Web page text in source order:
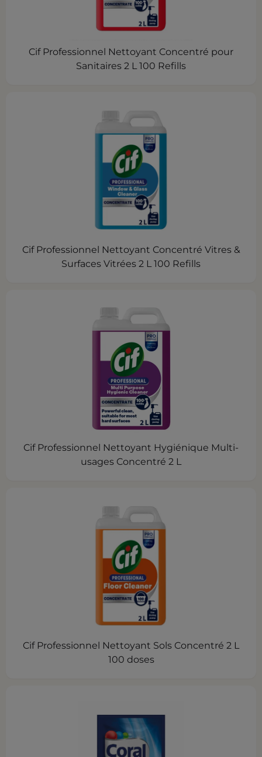
Cif Professionnel Nettoyant Concentré pour
Sanitaires 2 L 100 Refills
Cif Professionnel Nettoyant Concentré Vitres &
Surfaces Vitrées 2 L 100 Refills
Cif Professionnel Nettoyant Hygiénique Multi-
usages Concentré 2 L
Cif Professionnel Nettoyant Sols Concentré 2 L
100 doses